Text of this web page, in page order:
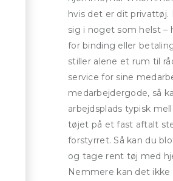
hvis det er dit privattøj.
sig i noget som helst –
for binding eller
stiller alene et rum til
service for sine
medarbejdergode, så
arbejdsplads typisk
tøjet på et fast aftalt
forstyrret. Så kan du
og tage rent tøj med
Nemmere kan det